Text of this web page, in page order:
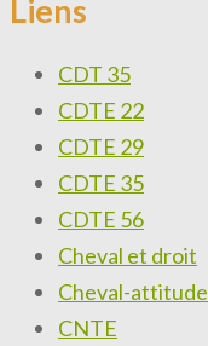
Liens
CDT 35
CDTE 22
CDTE 29
CDTE 35
CDTE 56
Cheval et droit
Cheval-attitude
CNTE